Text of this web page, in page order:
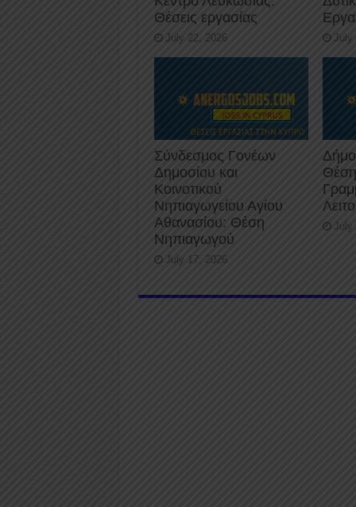
Θέσεις εργασίας
July 22, 2026 July
Σύνδεσμος Γονέων
Δημοσίου και
Κοινοτικού
Νηπιαγωγείου Αγίου
Αθανασίου: Θέση
Νηπιαγωγού
July 17, 2026
July